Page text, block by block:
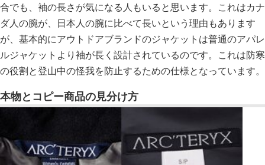
合でも、袖の長さが気になる人もいると思います。これはカナ
ダ人の腕が、日本人の腕に比べて長いという理由もあります
が、基本的にアウトドアブランドのジャケットは普通のアパレ
ルジャケットより袖が長く設計されているのです。これは防寒
の役割と登山中の怪我を防止するための仕様となっています。
本物とコピー商品の見分け方